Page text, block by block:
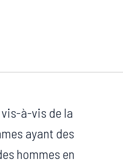
à-vis de la
ayant des
hommes en